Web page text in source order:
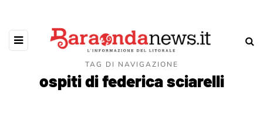
TAG DI NAVIGAZIONE
ospiti di federica sciarelli